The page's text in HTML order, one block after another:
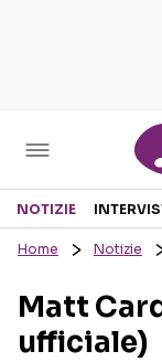
Sezioni
RECENSIONI
INTERVISTE
NOTIZIE
Home Notizie
Matt
ufficiale)